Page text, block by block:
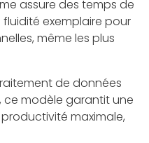
assure des temps de
exemplaire pour
même les plus
de données
modèle garantit une
maximale,